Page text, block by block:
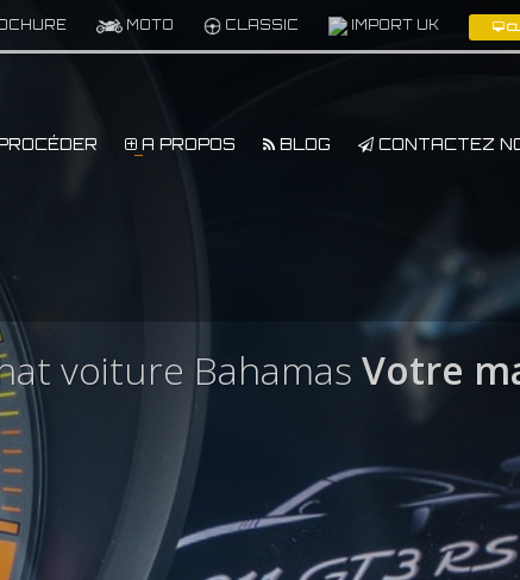
MOTO CLASSIC IMPORT UK
A PROPOS BLOG CONTACTEZ
voiture Bahamas Votre